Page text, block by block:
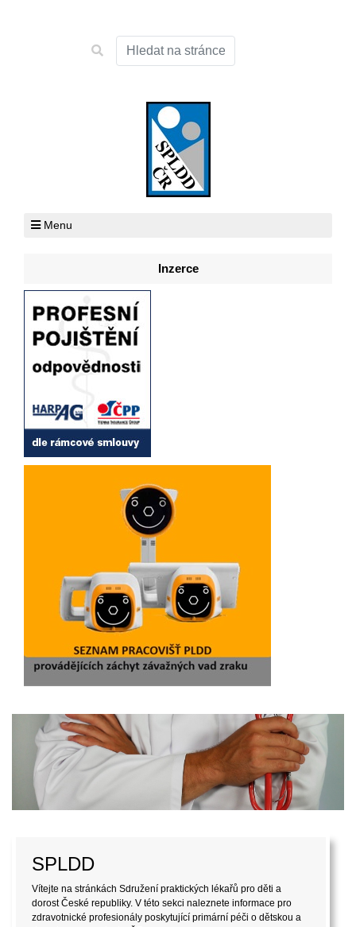
Menu
Inzerce
SPLDD
Vítejte na stránkách Sdružení praktických lékařů pro děti a
dorost České republiky. V této sekci naleznete informace pro
zdravotnické profesionály poskytující primární péči o dětskou a